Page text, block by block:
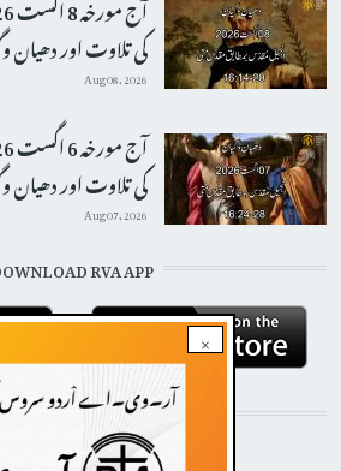
×
کی تلاوت اور دھیان
Aug 08, 2026
کی تلاوت اور دھیان
Aug 07, 2026
RVA APP
CONNECTED WITH US!